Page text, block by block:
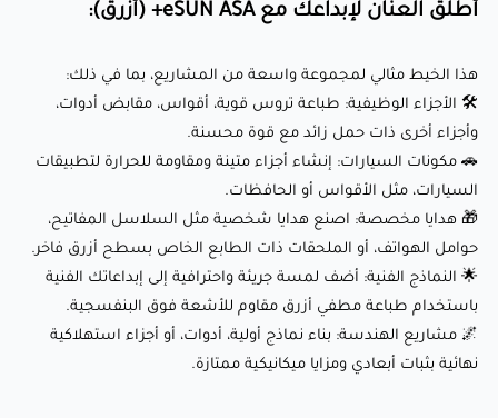
باستخدام طباعة مطفي أزرق مقاوم للأشعة فوق البنفسجية.
🌌 مشاريع الهندسة: بناء نماذج أولية، أدوات، أو أجزاء استهلاكية
نهائية بثبات أبعادي ومزايا ميكانيكية ممتازة.
لماذا يحبه العملاء؟
✅ مقاومة الأشعة فوق البنفسجية والطقس: تضمن الأداء طويل
الأمد في البيئات الخارجية، مقاومة التلاشي والتدهور. 🌞
أطلق العنان لإبداعك مع eSUN ASA+ (أزرق):
هذا الخيط مثالي لمجموعة واسعة من المشاريع، بما في ذلك:
🛠️ الأجزاء الوظيفية: طباعة تروس قوية، أقواس، مقابض أدوات،
وأجزاء أخرى ذات حمل زائد مع قوة محسنة.
🚗 مكونات السيارات: إنشاء أجزاء متينة ومقاومة للحرارة لتطبيقات
السيارات، مثل الأقواس أو الحافظات.
🎁 هدايا مخصصة: اصنع هدايا شخصية مثل السلاسل المفاتيح،
حوامل الهواتف، أو الملحقات ذات الطابع الخاص بسطح أزرق فاخر.
🌟 النماذج الفنية: أضف لمسة جريئة واحترافية إلى إبداعاتك الفنية
باستخدام طباعة مطفي أزرق مقاوم للأشعة فوق البنفسجية.
🌌 مشاريع الهندسة: بناء نماذج أولية، أدوات، أو أجزاء استهلاكية
نهائية بثبات أبعادي ومزايا ميكانيكية ممتازة.